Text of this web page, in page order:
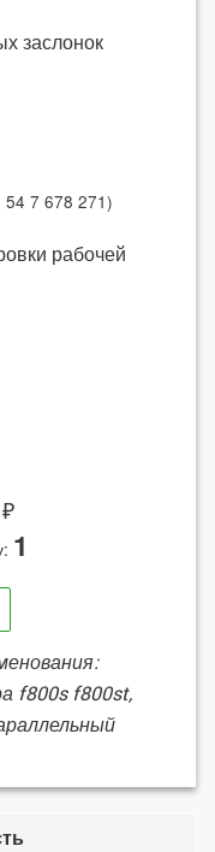
заслонок
7 678 271)
рабочей
1
f800s f800st,